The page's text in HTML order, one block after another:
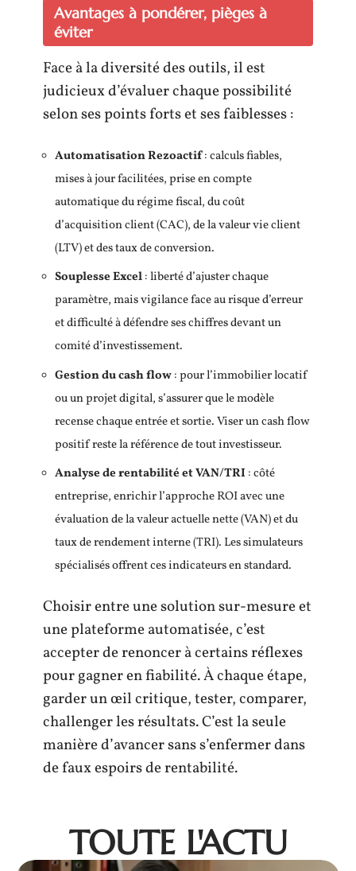
Avantages à pondérer, pièges à
éviter
Face à la diversité des outils, il est
judicieux d’évaluer chaque possibilité
selon ses points forts et ses faiblesses :
Automatisation Rezoactif: calculs fiables,
mises à jour facilitées, prise en compte
automatique du régime fiscal, du coût
d’acquisition client (CAC), de la valeur vie client
(LTV) et des taux de conversion.
Souplesse Excel: liberté d’ajuster chaque
paramètre, mais vigilance face au risque d’erreur
et difficulté à défendre ses chiffres devant un
comité d’investissement.
Gestion du cash flow: pour l’immobilier locatif
ou un projet digital, s’assurer que le modèle
recense chaque entrée et sortie. Viser un cash flow
positif reste la référence de tout investisseur.
Analyse de rentabilité et VAN/TRI : côté
entreprise, enrichir l’approche ROI avec une
évaluation de la valeur actuelle nette (VAN) et du
taux de rendement interne (TRI). Les simulateurs
spécialisés offrent ces indicateurs en standard.
Choisir entre une solution sur-mesure et
une plateforme automatisée, c’est
accepter de renoncer à certains réflexes
pour gagner en fiabilité. À chaque étape,
garder un œil critique, tester, comparer,
challenger les résultats. C’est la seule
manière d’avancer sans s’enfermer dans
de faux espoirs de rentabilité.
TOUTE L'ACTU